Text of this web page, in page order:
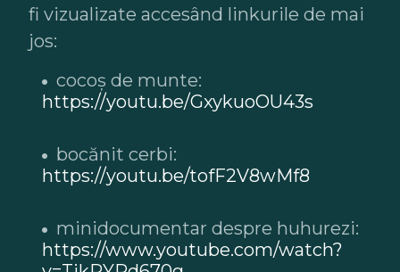
fi vizualizate accesând linkurile de mai
jos:
cocoș de munte:
https://youtu.be/GxykuoOU43s
bocănit cerbi:
https://youtu.be/tofF2V8wMf8
minidocumentar despre huhurezi:
https://www.youtube.com/watch?